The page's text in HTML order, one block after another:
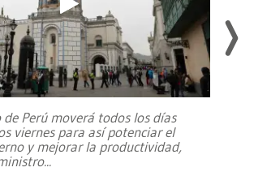
de Perú moverá todos los días
viernes para así potenciar el
y mejorar la productividad,
...